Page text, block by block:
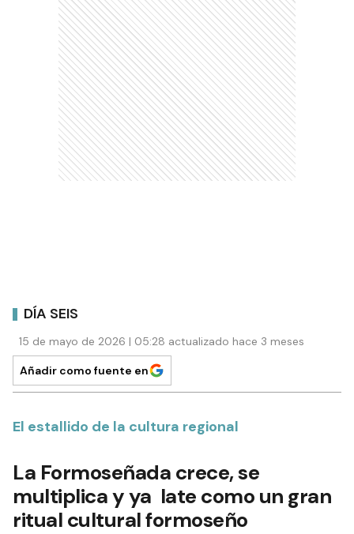
DÍA SEIS
15 de mayo de 2026 | 05:28 actualizado hace 3 meses
Añadir como fuente en
El estallido de la cultura regional
La Formoseñada crece, se
multiplica y ya late como un gran
ritual cultural formoseño